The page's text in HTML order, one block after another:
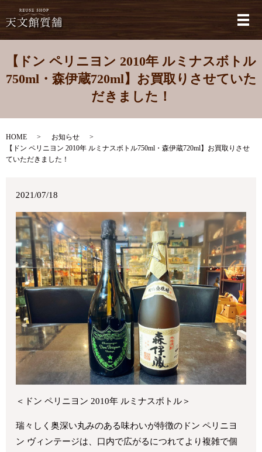
メ
【ドン ペリニヨン 2010年 ルミナスボトル
750ml・森伊蔵720ml】お買取りさせていた
だきました！
HOME
お知らせ
【ドン ペリニヨン 2010年 ルミナスボトル750ml・森伊蔵720ml】お買取りさせ
ていただきました！
2021/07/18
＜ドン ペリニヨン 2010年 ルミナスボトル＞
瑞々しく奥深い丸みのある味わいが特徴のドン ペリニヨ
ン ヴィンテージは、口内で広がるにつれてより複雑で個